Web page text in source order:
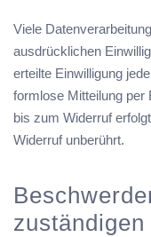
Viele
ausdrücklichen
erteilte Einwilligung
formlose Mitteilung per
bis zum Widerruf
Widerruf unberührt.